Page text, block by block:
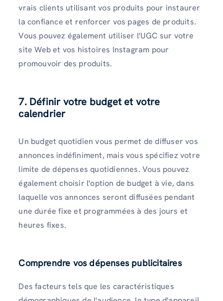
vrais clients utilisant vos produits pour instaurer
la confiance et renforcer vos pages de produits.
Vous pouvez également utiliser l'UGC sur votre
site Web et vos histoires Instagram pour
promouvoir des produits.
7. Définir votre budget et votre
calendrier
Un budget quotidien vous permet de diffuser vos
annonces indéfiniment, mais vous spécifiez votre
limite de dépenses quotidiennes. Vous pouvez
également choisir l'option de budget à vie, dans
laquelle vos annonces seront diffusées pendant
une durée fixe et programmées à des jours et
heures fixes.
Comprendre vos dépenses publicitaires
Des facteurs tels que les caractéristiques